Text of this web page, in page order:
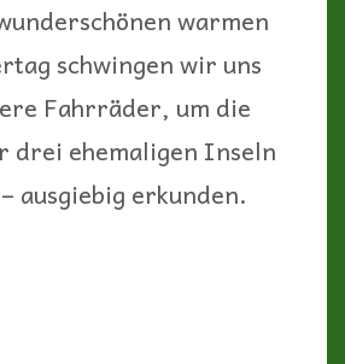
warmen
schwingen wir uns
Fahrräder, um die
drei ehemaligen Inseln
ausgiebig erkunden.